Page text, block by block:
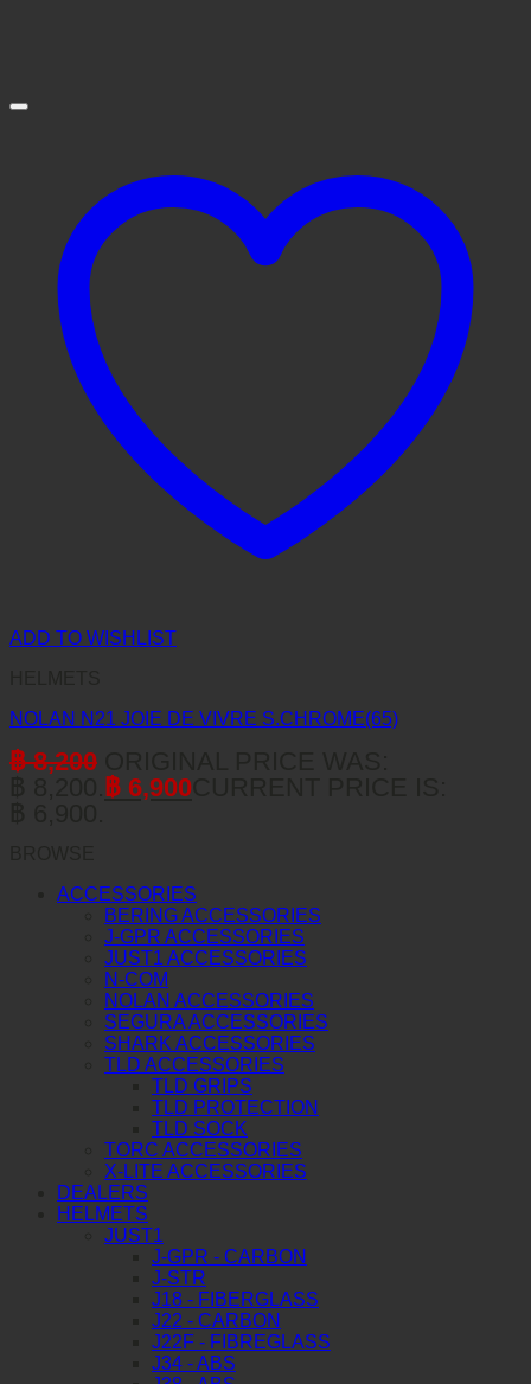
ADD TO WISHLIST
NOLAN N21 JOIE DE VIVRE S.CHROME(65)
฿8,200
฿ 6,900
ACCESSORIES
BERING ACCESSORIES
J-GPR ACCESSORIES
JUST1 ACCESSORIES
N-COM
NOLAN ACCESSORIES
SEGURA ACCESSORIES
SHARK ACCESSORIES
TLD ACCESSORIES
TLD GRIPS
TLD PROTECTION
TLD SOCK
TORC ACCESSORIES
X-LITE ACCESSORIES
DEALERS
HELMETS
JUST1
J-GPR - CARBON
J-STR
J18 - FIBERGLASS
J22 - CARBON
J22F - FIBREGLASS
J34 - ABS